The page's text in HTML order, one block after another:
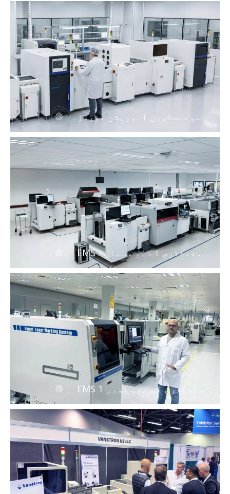
وینسٹرون انوویشن بورڈز
ہینڈلنگ سسٹم
EMS فیکٹری کے لیے سمارٹ
بورڈز ہینڈلنگ مشین
EMS فیکٹری کے لیے نمبر 1
کوالٹی لیزر مارکنگ حل